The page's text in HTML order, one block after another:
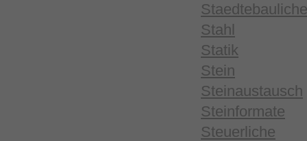
Staedtebauliche
Stahl
Statik
Stein
Steinaustausch
Steinformate
Steuerliche